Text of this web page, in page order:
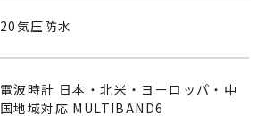
20気圧防水
電波時計 日本・北米・ヨーロッパ・中
国地域対応 MULTIBAND6